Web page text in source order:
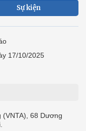
Sự kiện
17/10/2025
(VNTA), 68 Dương